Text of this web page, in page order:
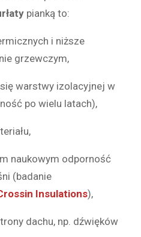
pianką to:
i niższe
grzewczym,
warstwy izolacyjnej w
po wielu latach),
naukowym odporność
(badanie
Insulations),
dachu, np. dźwięków